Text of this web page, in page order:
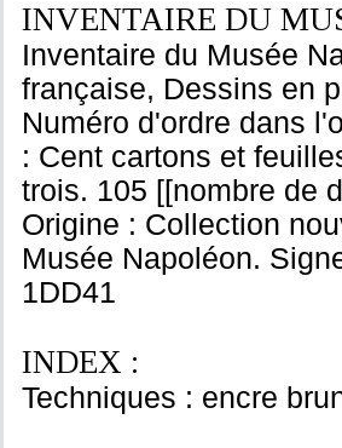
INVENTAIRE DU
Inventaire du Musée
française, Dessins en
Numéro d'ordre dans
: Cent cartons et
trois. 105 [[nombre de
Origine : Collection
Musée Napoléon.
1DD41
INDEX :
Techniques : encre